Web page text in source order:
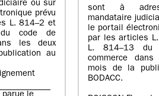
ou sur
prévu
L. 814–2 et
code de
les deux
au
sont à
mandataire
le portail
par les articles
L. 814–13 du
commerce
mois de la
BODACC.